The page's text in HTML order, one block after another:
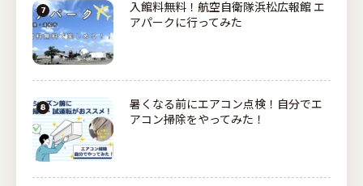
入館料無料！航空自衛隊浜松広報館 エ
アパークに行ってみた
暑くなる前にエアコン点検！自分でエ
アコン掃除をやってみた！